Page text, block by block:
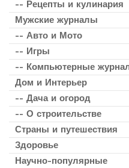
-- Рецепты и кулинария
Мужские журналы
-- Авто и Мото
-- Игры
-- Компьютерные
Дом и Интерьер
-- Дача и огород
-- О строительстве
Страны и путешествия
Здоровье
Научно-популярные